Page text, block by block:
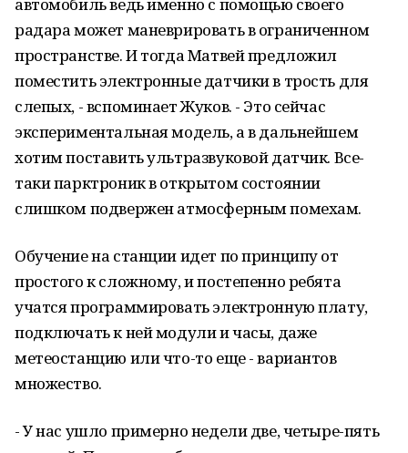
радара может маневрировать в ограниченном
пространстве. И тогда Матвей предложил
поместить электронные датчики в трость для
слепых, - вспоминает Жуков. - Это сейчас
экспериментальная модель, а в дальнейшем
хотим поставить ультразвуковой датчик. Все-
таки парктроник в открытом состоянии
слишком подвержен атмосферным помехам.
Обучение на станции идет по принципу от
простого к сложному, и постепенно ребята
учатся программировать электронную плату,
подключать к ней модули и часы, даже
метеостанцию или что-то еще - вариантов
множество.
- У нас ушло примерно недели две, четыре-пять